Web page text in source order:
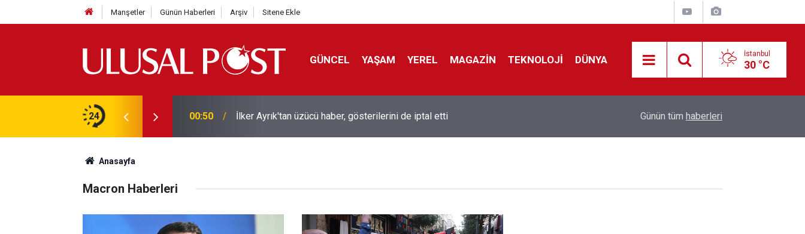
Manşetler Günün Haberleri Arşiv Sitene Ekle
GÜNCEL YAŞAM YEREL MAGAZİN TEKNOLOJİ DÜNYA İstanbul
30 °C
24
kimler oynuyor? Oyuncu kadrosu ve
00:50 İlker Ayrık'tan üzücü haber, gösterilerini de iptal etti
Yarın geliyor
Günün tüm haberleri
Anasayfa
Macron Haberleri